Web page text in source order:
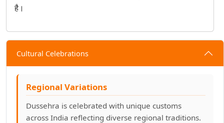
है।
Cultural Celebrations
Regional Variations
Dussehra is celebrated with unique customs
across India reflecting diverse regional traditions.